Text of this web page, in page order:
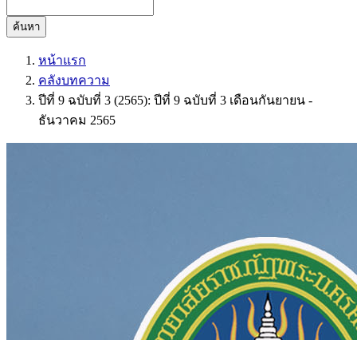
ค้นหา
หน้าแรก
คลังบทความ
ปีที่ 9 ฉบับที่ 3 (2565): ปีที่ 9 ฉบับที่ 3 เดือนกันยายน -
ธันวาคม 2565